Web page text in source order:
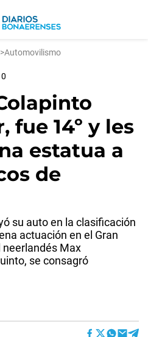
>Automovilismo
fue 14º y les
estatua a
de
su auto en la clasificación
actuación en el Gran
neerlandés Max
se consagró